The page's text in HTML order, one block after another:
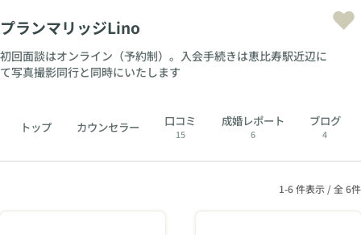
プランマリッジLino
初回面談はオンライン（予約制）。入会手続きは恵比寿駅近辺に
て写真撮影同行と同時にいたします
トップ カウンセラー 口コミ
15
成婚レポート
6
ブログ
4
1-6 件表示 / 全 6件